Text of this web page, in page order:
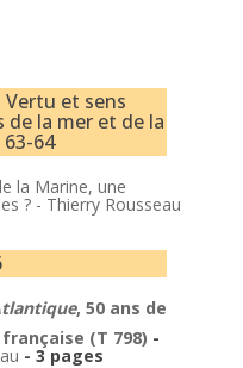
Vertu et sens
de la mer et de la
64
la Marine, une
? - Thierry Rousseau
, 50 ans de
(T 798) -
- 3 pages